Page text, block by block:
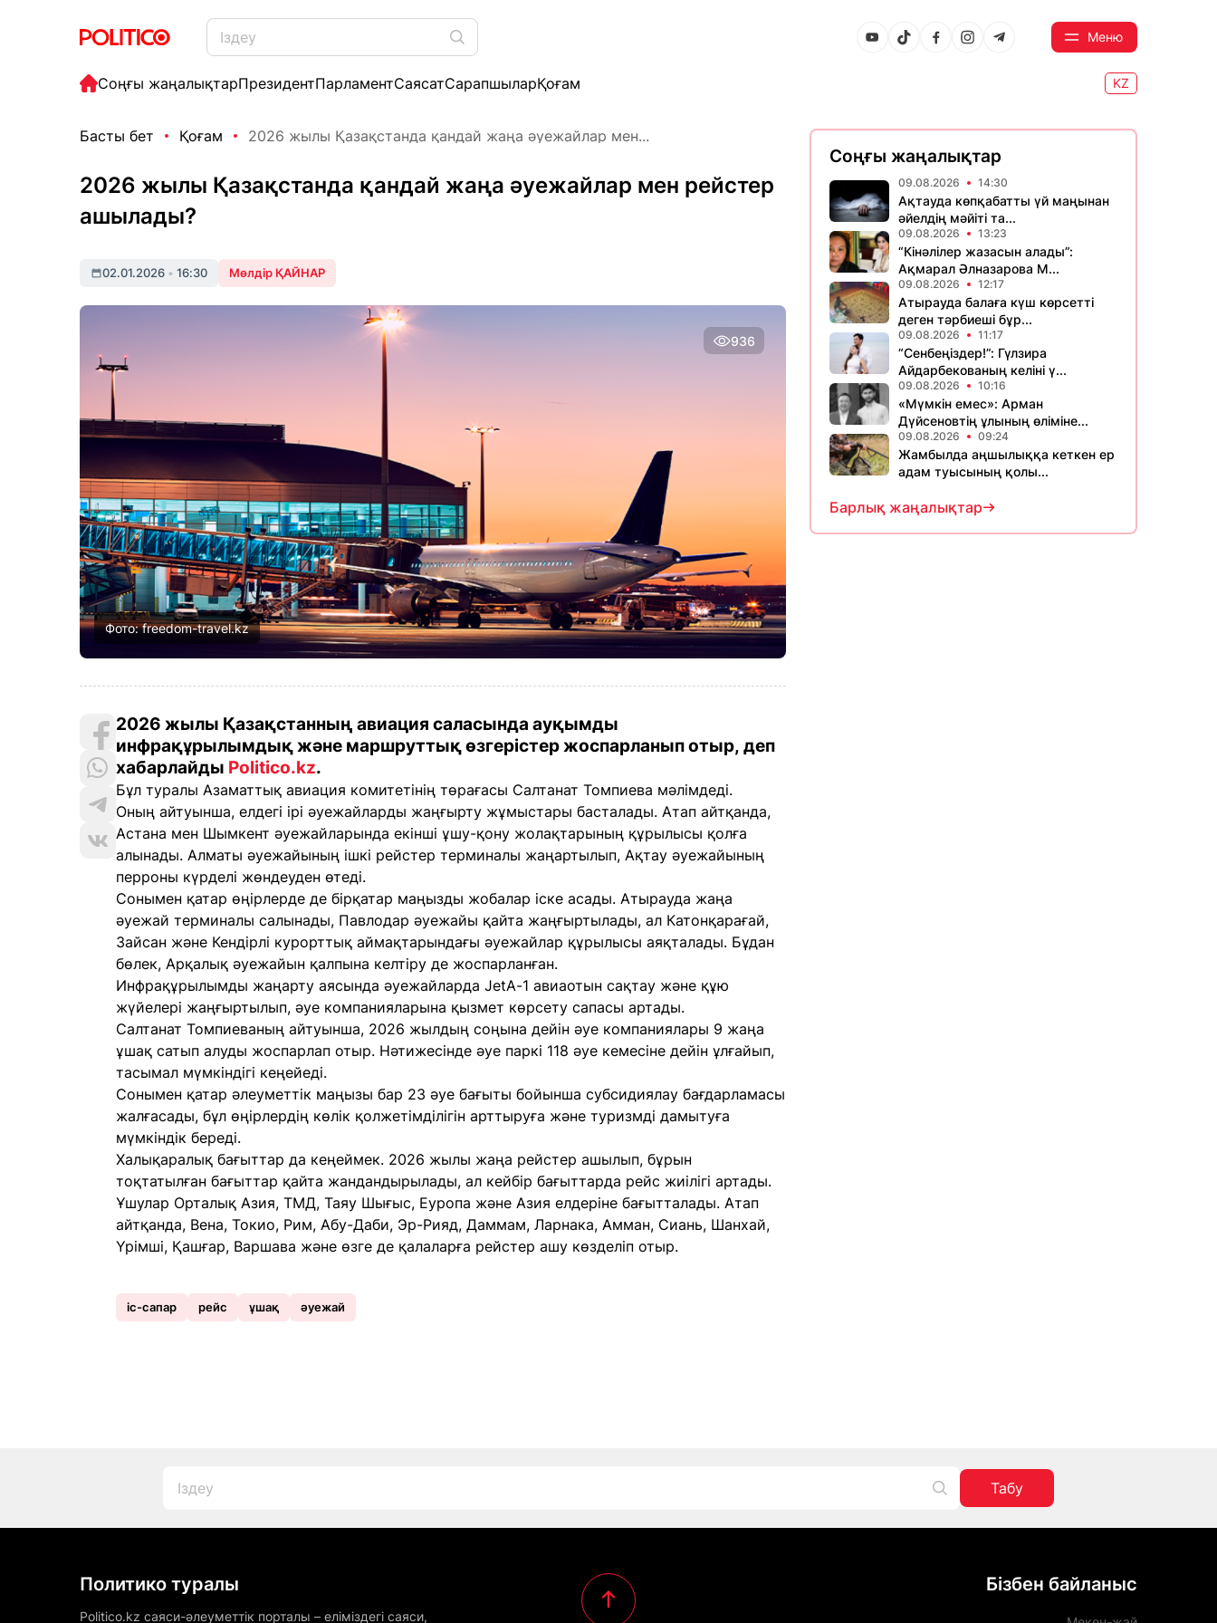
Меню
Соңғы жаңалықтарПрезидентПарламентСаясатСарапшыларҚоғам KZ
Басты бет Қоғам 2026 жылы Қазақстанда қандай жаңа әуежайлар мен...
2026 жылы Қазақстанда қандай жаңа әуежайлар мен рейстер
ашылады?
02.01.2026 • 16:30 Мөлдір ҚАЙНАР
936
Фото: freedom-travel.kz
2026 жылы Қазақстанның авиация саласында ауқымды
инфрақұрылымдық және маршруттық өзгерістер жоспарланып отыр, деп
хабарлайды Politico.kz.
Бұл туралы Азаматтық авиация комитетінің төрағасы Салтанат Томпиева мәлімдеді.
Оның айтуынша, елдегі ірі әуежайларды жаңғырту жұмыстары басталады. Атап айтқанда,
Астана мен Шымкент әуежайларында екінші ұшу-қону жолақтарының құрылысы қолға
алынады. Алматы әуежайының ішкі рейстер терминалы жаңартылып, Ақтау әуежайының
перроны күрделі жөндеуден өтеді.
Сонымен қатар өңірлерде де бірқатар маңызды жобалар іске асады. Атырауда жаңа
әуежай терминалы салынады, Павлодар әуежайы қайта жаңғыртылады, ал Катонқарағай,
Зайсан және Кендірлі курорттық аймақтарындағы әуежайлар құрылысы аяқталады. Бұдан
бөлек, Арқалық әуежайын қалпына келтіру де жоспарланған.
Инфрақұрылымды жаңарту аясында әуежайларда JetA-1 авиаотын сақтау және құю
жүйелері жаңғыртылып, әуе компанияларына қызмет көрсету сапасы артады.
Салтанат Томпиеваның айтуынша, 2026 жылдың соңына дейін әуе компаниялары 9 жаңа
ұшақ сатып алуды жоспарлап отыр. Нәтижесінде әуе паркі 118 әуе кемесіне дейін ұлғайып,
тасымал мүмкіндігі кеңейеді.
Сонымен қатар әлеуметтік маңызы бар 23 әуе бағыты бойынша субсидиялау бағдарламасы
жалғасады, бұл өңірлердің көлік қолжетімділігін арттыруға және туризмді дамытуға
мүмкіндік береді.
Халықаралық бағыттар да кеңеймек. 2026 жылы жаңа рейстер ашылып, бұрын
тоқтатылған бағыттар қайта жандандырылады, ал кейбір бағыттарда рейс жиілігі артады.
Ұшулар Орталық Азия, ТМД, Таяу Шығыс, Еуропа және Азия елдеріне бағытталады. Атап
айтқанда, Вена, Токио, Рим, Абу-Даби, Эр-Рияд, Даммам, Ларнака, Амман, Сиань, Шанхай,
Үрімші, Қашғар, Варшава және өзге де қалаларға рейстер ашу көзделіп отыр.
іс-сапар рейс ұшақ әуежай
Соңғы жаңалықтар
09.08.2026 14:30
Ақтауда көпқабатты үй маңынан
әйелдің мәйіті та...
09.08.2026 13:23
“Кінәлілер жазасын алады”:
Ақмарал Әлназарова М...
09.08.2026 12:17
Атырауда балаға күш көрсетті
деген тәрбиеші бұр...
09.08.2026 11:17
“Сенбеңіздер!”: Гүлзира
Айдарбекованың келіні ү...
09.08.2026 10:16
«Мүмкін емес»: Арман
Дүйсеновтің ұлының өліміне...
09.08.2026 09:24
Жамбылда аңшылыққа кеткен ер
адам туысының қолы...
Барлық жаңалықтар
Табу
Политико туралы
Politico.kz саяси-әлеуметтік порталы – еліміздегі саяси,
Бізбен байланыс